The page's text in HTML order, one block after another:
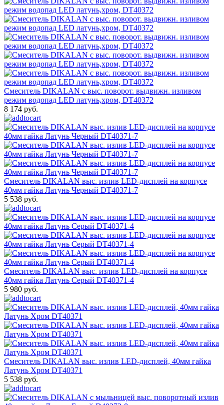
Смеситель DIKALAN с выс. поворот. выдвижн. изливом
режим водопад LED латунь,хром, DT40372
8 174 руб.
Смеситель DIKALAN выс. излив LED-дисплей на корпусе
40мм гайка Латунь Черный DT40371-7
5 538 руб.
Смеситель DIKALAN выс. излив LED-дисплей на корпусе
40мм гайка Латунь Серый DT40371-4
5 980 руб.
Смеситель DIKALAN выс. излив LED-дисплей, 40мм гайка
Латунь Хром DT40371
5 538 руб.